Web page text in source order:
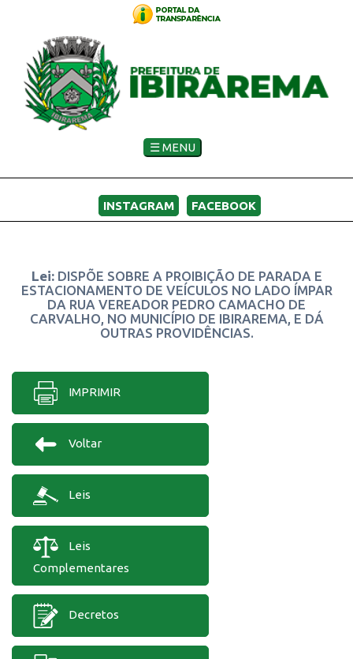
☰ MENU
INSTAGRAM FACEBOOK
Lei: DISPÕE SOBRE A PROIBIÇÃO DE PARADA E
ESTACIONAMENTO DE VEÍCULOS NO LADO ÍMPAR
DA RUA VEREADOR PEDRO CAMACHO DE
CARVALHO, NO MUNICÍPIO DE IBIRAREMA, E DÁ
OUTRAS PROVIDÊNCIAS.
IMPRIMIR
Voltar
Leis
Leis
Complementares
Decretos